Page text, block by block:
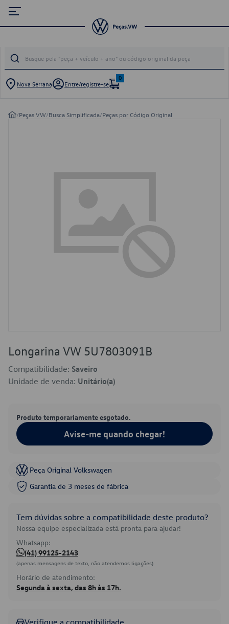
Nova Serrana Entre/registre-se
0
/Peças VW/Busca Simplificada/Peças por Código Original
Longarina VW 5U7803091B
Compatibilidade: Saveiro
Unidade de venda: Unitário(a)
Produto temporariamente esgotado.
Avise-me quando chegar!
Peça Original Volkswagen
Garantia de 3 meses de fábrica
Tem dúvidas sobre a compatibilidade deste produto?
Nossa equipe especializada está pronta para ajudar!
Whatsapp:
(41) 99125-2143
(apenas mensagens de texto, não atendemos ligações)
Horário de atendimento:
Segunda à sexta, das 8h às 17h.
Verifique a compatibilidade